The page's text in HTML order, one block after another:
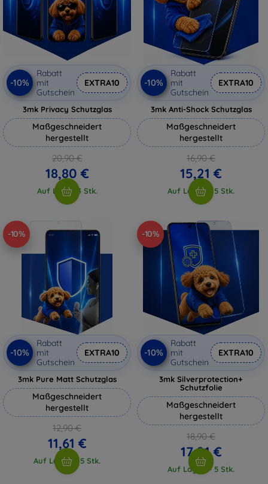
-10%
Rabatt
mit
Gutschein
EXTRA10
3mk Privacy Schutzglas
Maßgeschneidert
hergestellt
20,90 €
18,80 €
Auf Lager 3 Stk.
-10%
Rabatt
mit
Gutschein
EXTRA10
3mk Anti-Shock Schutzglas
Maßgeschneidert
hergestellt
16,90 €
15,21 €
Auf Lager > 5 Stk.
-10%
-10%
Rabatt
mit
Gutschein
EXTRA10
3mk Pure Matt Schutzglas
Maßgeschneidert
hergestellt
12,90 €
11,61 €
Auf Lager > 5 Stk.
-10%
-10%
Rabatt
mit
Gutschein
EXTRA10
3mk Silverprotection+
Schutzfolie
Maßgeschneidert
hergestellt
18,90 €
17,01 €
Auf Lager > 5 Stk.